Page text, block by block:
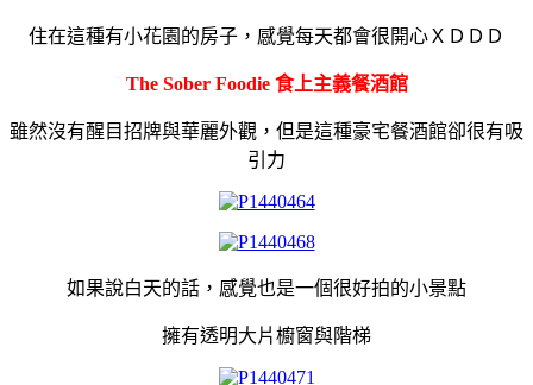
住在這種有小花園的房子，感覺每天都會很開心ＸＤＤＤ
The Sober Foodie 食上主義餐酒館
雖然沒有醒目招牌與華麗外觀，但是這種豪宅餐酒館卻很有吸
引力
如果說白天的話，感覺也是一個很好拍的小景點
擁有透明大片櫥窗與階梯